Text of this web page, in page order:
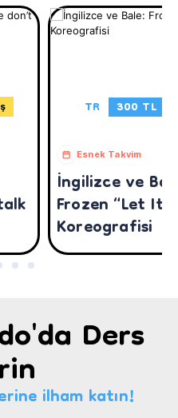
TR 300 TL
Esnek Takvim
İngilizce ve
Frozen “Let It
Koreografisi
Ders
ilham katın!